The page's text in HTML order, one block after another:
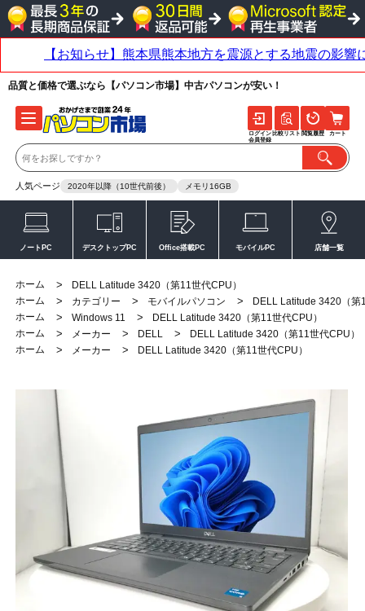
品質と価格で選ぶなら【パソコン市場】中古パソコンが安い！
人気ページ 2020年以降（10世代前後） メモリ16GB
ログイン
会員登録
比較リスト 閲覧履歴 カート
ノートPC デスクトップPC Office搭載PC モバイルPC 店舗一覧
ホーム >
DELL Latitude 3420（第11世代CPU）
ホーム
> カテゴリー > モバイルパソコン >
DELL Latitude 3420（第
ホーム
> Windows 11 >
DELL Latitude 3420（第11世代CPU）
ホーム
> メーカー > DELL >
DELL Latitude 3420（第11世代CPU）
ホーム
> メーカー > DELL Latitude 3420（第11世代CPU）